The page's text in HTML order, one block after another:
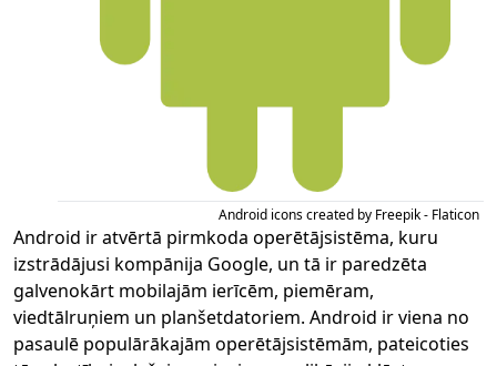
Android icons created by Freepik - Flaticon
Android ir atvērtā pirmkoda operētājsistēma, kuru
izstrādājusi kompānija Google, un tā ir paredzēta
galvenokārt mobilajām ierīcēm, piemēram,
viedtālruņiem un planšetdatoriem. Android ir viena no
pasaulē populārākajām operētājsistēmām, pateicoties